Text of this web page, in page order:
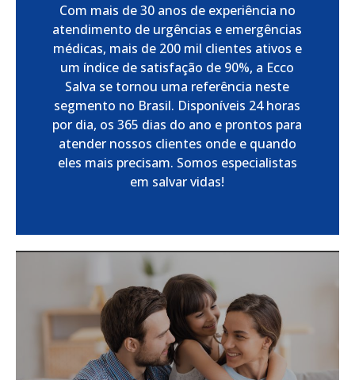
Com mais de 30 anos de experiência no
atendimento de urgências e emergências
médicas, mais de 200 mil clientes ativos e
um índice de satisfação de 90%, a Ecco
Salva se tornou uma referência neste
segmento no Brasil. Disponíveis 24 horas
por dia, os 365 dias do ano e prontos para
atender nossos clientes onde e quando
eles mais precisam. Somos especialistas
em salvar vidas!